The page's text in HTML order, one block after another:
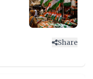
Share